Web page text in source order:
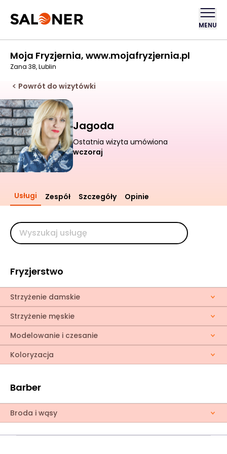
MENU
Moja Fryzjernia, www.mojafryzjernia.pl
Zana 38, Lublin
Powrót do wizytówki
Jagoda
Ostatnia wizyta umówiona
wczoraj
Usługi Zespół Szczegóły Opinie
Fryzjerstwo
Strzyżenie damskie
Strzyżenie męskie
Modelowanie i czesanie
Koloryzacja
Barber
Broda i wąsy